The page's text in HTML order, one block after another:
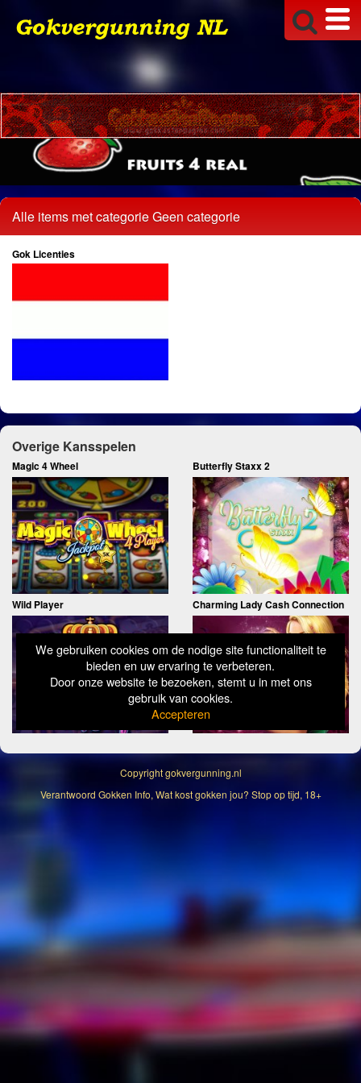
We gebruiken cookies om de nodige site functionaliteit te
bieden en uw ervaring te verbeteren.
Door onze website te bezoeken, stemt u in met ons
gebruik van cookies.
Accepteren
Alle items met categorie Geen categorie
Gok Licenties
Overige Kansspelen
Magic 4 Wheel Butterfly Staxx 2
Wild Player Charming Lady Cash Connection
Copyrightgokvergunning.nl
Verantwoord Gokken Info, Wat kost gokken jou? Stop op tijd, 18+